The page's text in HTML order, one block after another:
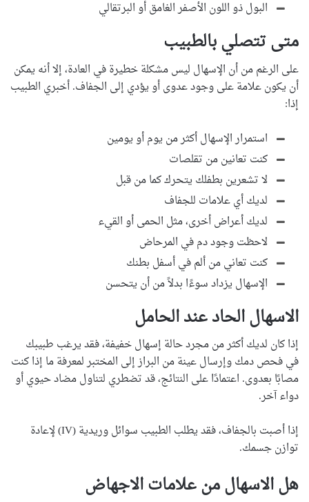
البول ذو اللون الأصفر الغامق أو البرتقالي
متى تتصلي بالطبيب
على الرغم من أن الإسهال ليس مشكلة خطيرة في العادة، إلا أنه يمكن
أن يكون علامة على وجود عدوى أو يؤدي إلى الجفاف. أخبري الطبيب
إذا:
استمرار الإسهال أكثر من يوم أو يومين
كنت تعانين من تقلصات
لا تشعرين بطفلك يتحرك كما من قبل
لديك أي علامات للجفاف
لديك أعراض أخرى، مثل الحمى أو القيء
لاحظت وجود دم في المرحاض
كنت تعاني من ألم في أسفل بطنك
الإسهال يزداد سوءًا بدلاً من أن يتحسن
الاسهال الحاد عند الحامل
إذا كان لديك أكثر من مجرد حالة إسهال خفيفة، فقد يرغب طبيبك
في فحص دمك وإرسال عينة من البراز إلى المختبر لمعرفة ما إذا كنت
مصابًا بعدوى. اعتمادًا على النتائج، قد تضطري لتناول مضاد حيوي أو
دواء آخر.
إذا أصبت بالجفاف، فقد يطلب الطبيب سوائل وريدية (IV) لإعادة
توازن جسمك.
هل الاسهال من علامات الاجهاض